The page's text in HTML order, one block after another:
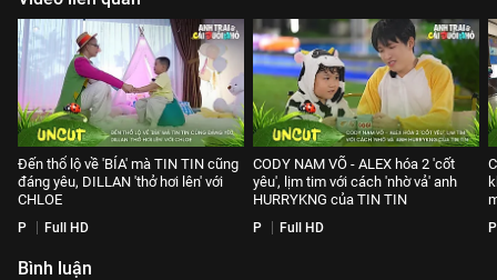
Đến thổ lộ về 'BÍA' mà TIN TIN cũng
đáng yêu, DILLAN 'thở hơi lên' với
CHLOE
P Full HD
CODY NAM VÕ - ALEX hóa 2 'cốt
yêu', lịm tim với cách 'nhờ vả' anh
HURRYKNG của TIN TIN
P Full HD P
Bình luận